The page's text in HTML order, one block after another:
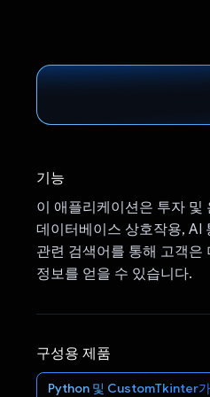
기능
이 애플리케이션은 투자 및
데이터베이스 상호작용, AI
관련 검색어를 통해 고객은
정보를 얻을 수 있습니다.
구성용 제품
Python 및 CustomTkinter가